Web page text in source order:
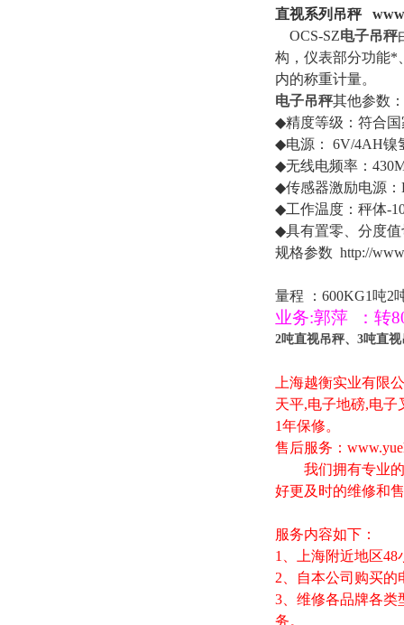
直视系列吊秤
OCS-SZ电子吊秤
构，仪表部分功能*
内的称重计量。
电子吊秤其他参数：
◆精度等级：符合
◆电源： 6V/4AH镍
◆无线电频率：
◆传感器激励电源：
◆工作温度：秤体-
◆具有置零、分度
规格参数 http://
量程 ： 600KG1 吨2
业务:郭萍 ： 转
2吨直视吊秤、3吨直
上海越衡实业有限
天平,电子地磅,电子
1年保修。
售后服务：
我们拥有专业的
好更及时的维修和
服务内容如下：
1
、上海附近地区48
2 、自本公司购买
3 、维修各品牌各
务。